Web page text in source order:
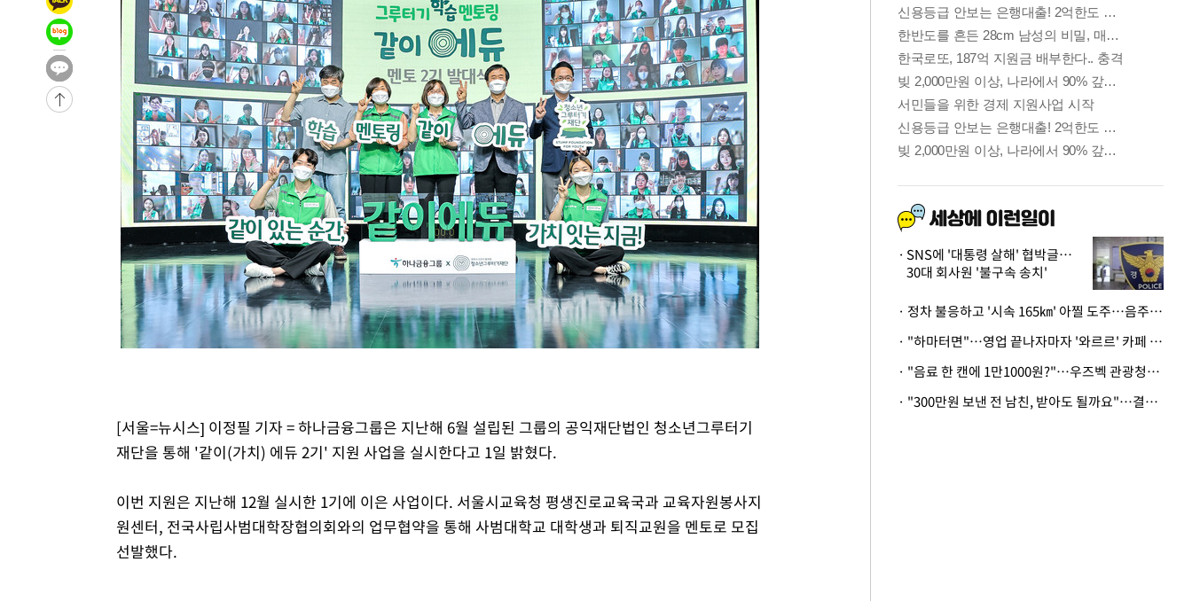
3년 인터뷰
5시간 전 >
[속보] "이란-오만, 호르무즈 해협 통행 항로 합의" 이란 외무부 대변인
-31971초 전 >
"여기 떨어졌다"…다누리, 스페이스X 로켓 달 충돌 흔적 포착
-29016초 전 >
손흥민, 5경기 연속골 실패…LAFC는 승부차기 끝 과달라하라 격파
-21617초 전 >
내일까지 39도 '펄펄'…기상청 "태풍 지나며 폭염 잠시 꺾인다"
-21254초 전 >
트럼프, 한국계 진보 주지사 후보 맹공…"공산주의가 최대 위협"
"美간섭에 합의 지연"…트럼프, '이란 호르무즈 통제권' 수용할까
[속보]산업장관 "李정부, 원전 반대 안해…안정 전력 위해 불가피"
[속보]경찰, '홍명보 선임 논란' 대한축구협회·축구회관 등 압수수
[속보]산업장관 "美무역법 제301조 과잉생산 결과 발표 8월 중 예
[속보]코스피 매도사이드카 발동…4%대 급락
[속보]전남광주 초대 시민추천 부시장에 백승주·윤난실
서울 열대야 15일째 지속…비공식 '초열대야' 30도 넘어
[속보]코스닥, 2.15포인트(0.27%) 내린 797.44 출발
[속보]코스피, 119.51포인트(1.81%) 내린 6478.75 개장
[속보] 호르무즈 해협 이란-오만 협상 기대속 뉴욕증시 혼조 마감 다우
[속보] 이란 대통령 "지금 최고지도자와 소통하기가 매우 어려워" 취임
[서울=뉴시스] 이정필 기자 = 하나금융그룹은 지난해 6월 설립된 그룹의 공익재단법인 청소년그루터기
재단을 통해 '같이(가치) 에듀 2기' 지원 사업을 실시한다고 1일 밝혔다.
이번 지원은 지난해 12월 실시한 1기에 이은 사업이다. 서울시교육청 평생진로교육국과 교육자원봉사지
원센터, 전국사립사범대학장협의회와의 업무협약을 통해 사범대학교 대학생과 퇴직교원을 멘토로 모집
선발했다.
SNS에 '대통령 살해' 협박글…
30대 회사원 '불구속 송치'
· 정차 불응하고 '시속 165㎞' 아찔 도주…음주운전자 체포
· "하마터면"…영업 끝나자마자 '와르르' 카페 테라스 덮친 대리석 외벽
· "음료 한 캔에 1만1000원?"…우즈벡 관광청까지 나섰다, 유튜버 폭로 후폭풍
· "300만원 보낸 전 남친, 받아도 될까요"…결혼 앞둔 예비신부의 뜻밖 고충